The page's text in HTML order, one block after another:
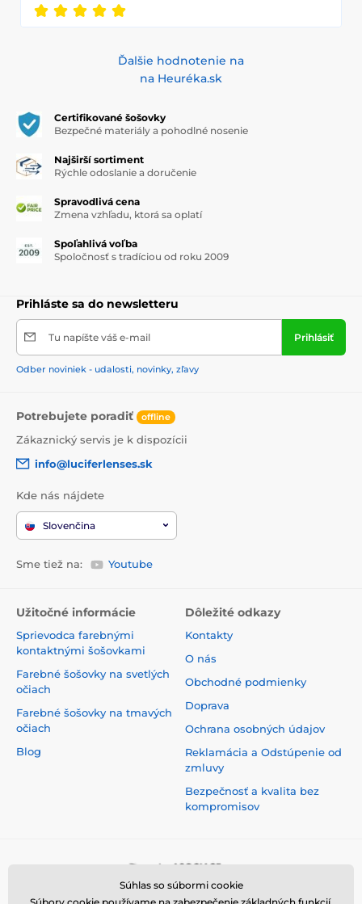
Ďalšie hodnotenie na
na Heuréka.sk
Certifikované šošovky
Bezpečné materiály a pohodlné nosenie
Najširší sortiment
Rýchle odoslanie a doručenie
Spravodlivá cena
Zmena vzhľadu, ktorá sa oplatí
Spoľahlivá voľba
Spoločnosť s tradíciou od roku 2009
Prihláste sa do newsletteru
Tu napíšte váš e-mail Prihlásiť
Odber noviniek - udalosti, novinky, zľavy
Potrebujete poradiť offline
Zákaznický servis je k dispozícii
info@luciferlenses.sk
Kde nás nájdete
Slovenčina
Sme tiež na: Youtube
Užitočné informácie
Sprievodca farebnými
kontaktnými šošovkami
Farebné šošovky na svetlých
očiach
Farebné šošovky na tmavých
očiach
Blog
Dôležité odkazy
Kontakty
O nás
Obchodné podmienky
Doprava
Ochrana osobných údajov
Reklamácia a Odstúpenie od
zmluvy
Bezpečnosť a kvalita bez
kompromisov
Súhlas so súbormi cookie